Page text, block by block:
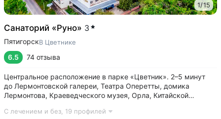
1/15
Санаторий «Руно» 3
ПятигорскВ Цветнике
6.5 74 отзыва
Центральное расположение в парке «Цветник». 2–5 минут
до Лермонтовской галереи, Театра Оперетты, домика
Лермонтова, Краеведческого музея, Орла, Китайской
«Каштан». Теплые переходы между основным и лечебным
С лечением и без, 19 профилей